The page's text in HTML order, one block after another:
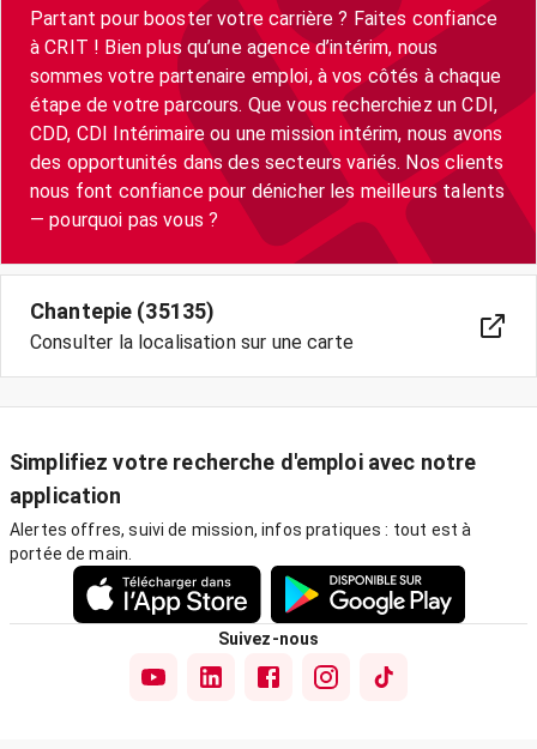
Partant pour booster votre carrière ? Faites confiance
à CRIT ! Bien plus qu’une agence d’intérim, nous
sommes votre partenaire emploi, à vos côtés à chaque
étape de votre parcours. Que vous recherchiez un CDI,
CDD, CDI Intérimaire ou une mission intérim, nous avons
des opportunités dans des secteurs variés. Nos clients
nous font confiance pour dénicher les meilleurs talents
— pourquoi pas vous ?
Chantepie (35135)
Consulter la localisation sur une carte
Simplifiez votre recherche d'emploi avec notre
application
Alertes offres, suivi de mission, infos pratiques : tout est à
portée de main.
Suivez-nous